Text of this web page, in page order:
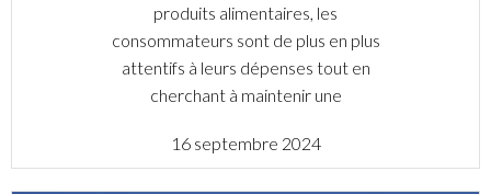
produits alimentaires, les
consommateurs sont de plus en plus
attentifs à leurs dépenses tout en
cherchant à maintenir une
16 septembre 2024